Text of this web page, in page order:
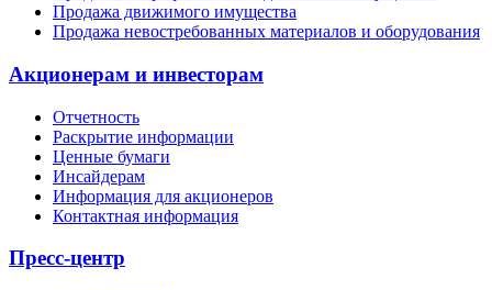
Продажа движимого имущества
Продажа невостребованных материалов и оборудования
Акционерам и инвесторам
Отчетность
Раскрытие информации
Ценные бумаги
Инсайдерам
Информация для акционеров
Контактная информация
Пресс-центр